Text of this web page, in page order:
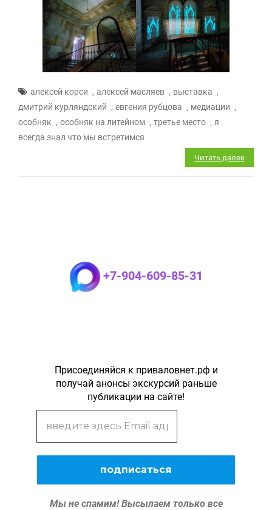
алексей корси , алексей масляев , выставка ,
дмитрий курляндский , евгения рубцова , медиации ,
особняк , особняк на литейном , третье место , я
всегда знал что мы встретимся
Читать далее
+7-904-609-85-31
Присоединяйся к приваловнет.рф и
получай анонсы экскурсий раньше
публикации на сайте!
Мы не спамим! Высылаем только все